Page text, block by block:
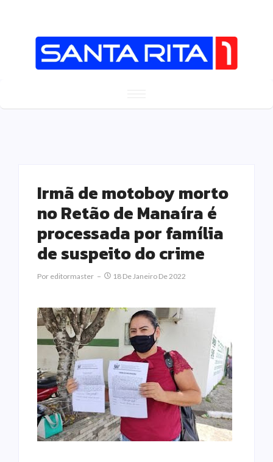
Irmã de motoboy morto
no Retão de Manaíra é
processada por família
de suspeito do crime
Por Editormaster 18 De Janeiro De 2022